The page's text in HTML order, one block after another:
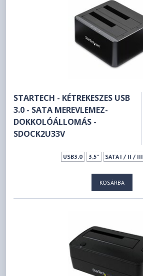
STARTECH - KÉTREKESZES USB
3.0 - SATA MEREVLEMEZ-
DOKKOLÓÁLLOMÁS -
SDOCK2U33V
USB3.0 3,5" SATA I / II / III
KOSÁRBA